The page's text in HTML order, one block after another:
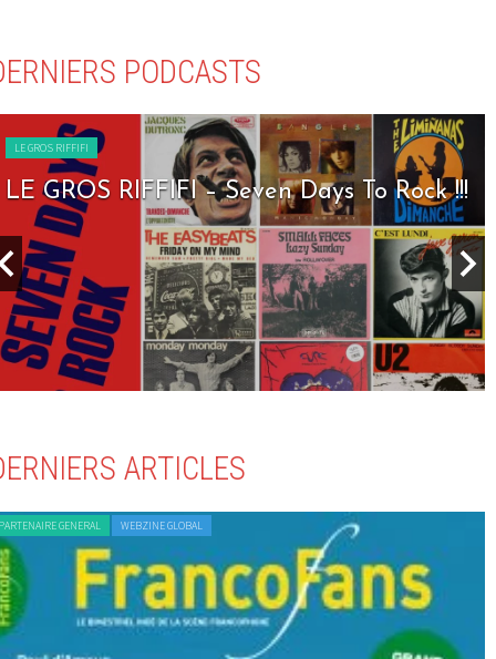
PODCASTS
LE GROS RIFFIFI
LE GROS RIFFIFI – Seven Days To Rock !!!
ARTICLES
GENERAL WEBZINE GLOBAL